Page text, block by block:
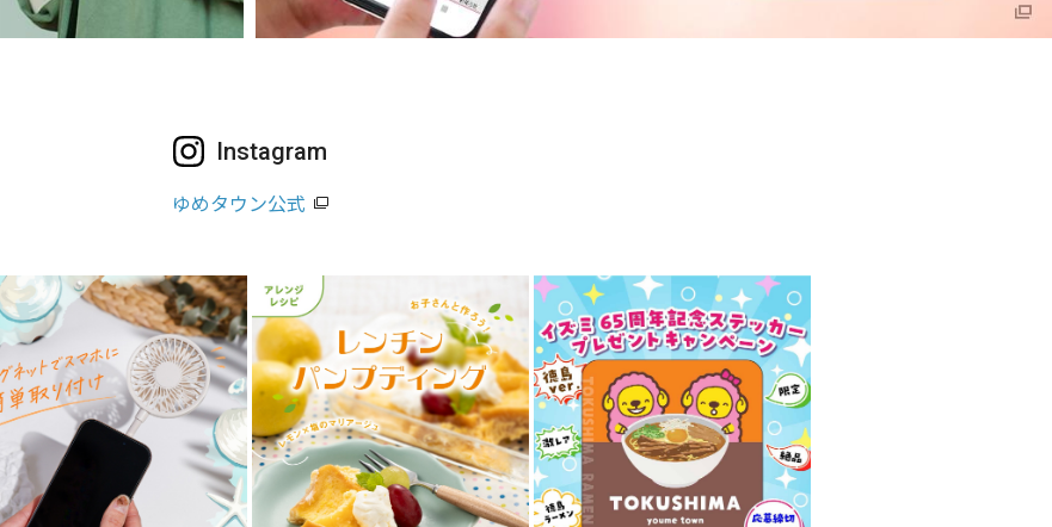
Instagram
ゆめタウン公式